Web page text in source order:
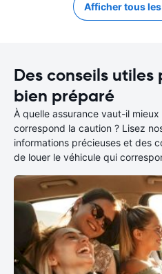
Afficher tous
Des conseils
bien préparé
À quelle assurance vaut-il
correspond la caution ? Lisez
informations précieuses et des
de louer le véhicule qui